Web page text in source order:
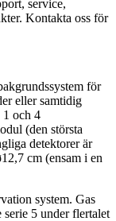
service,
Kontakta oss för
för
eller samtidig
1 och 4
(den största
detektorer är
cm (ensam i en
system. Gas
serie 5 under flertalet